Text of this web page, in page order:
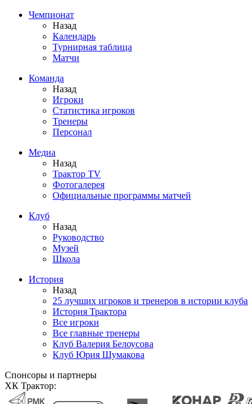
Чемпионат
Назад
Календарь
Турнирная таблица
Матчи
Команда
Назад
Игроки
Статистика игроков
Тренеры
Персонал
Медиа
Назад
Трактор TV
Фотогалерея
Официальные программы матчей
Клуб
Назад
Руководство
Музей
Школа
История
Назад
25 лучших игроков и тренеров в истории клуба
История Трактора
Все игроки
Все главные тренеры
Клуб Валерия Белоусова
Клуб Юрия Шумакова
Спонсоры и партнеры
ХК Трактор: